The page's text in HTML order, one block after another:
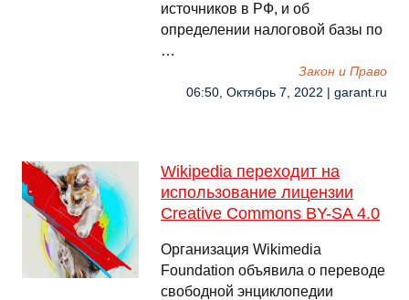
источников в РФ, и об
определении налоговой базы по
…
Закон и Право
06:50, Октябрь 7, 2022 | garant.ru
Wikipedia переходит на
использование лицензии
Creative Commons BY-SA 4.0
Организация Wikimedia
Foundation объявила о переводе
свободной энциклопедии